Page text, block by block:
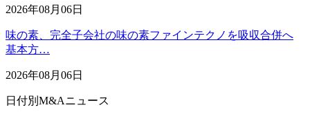
2026年08月06日
味の素、完全子会社の味の素ファインテクノを吸収合併へ
基本方…
2026年08月06日
日付別M&Aニュース